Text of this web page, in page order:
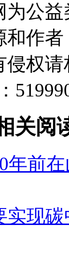
为公
和作
权
关阅
年前
实现